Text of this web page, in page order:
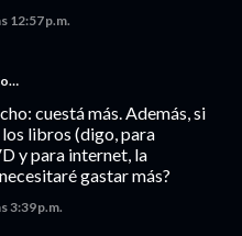
12:57 p.m.
cuestá más. Además, si
libros (digo, para
y para internet, la
gastar más?
3:39 p.m.